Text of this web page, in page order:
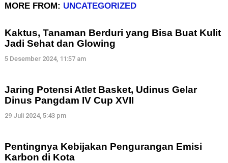
MORE FROM: UNCATEGORIZED
Kaktus, Tanaman Berduri yang Bisa Buat Kulit
Jadi Sehat dan Glowing
5 Desember 2024, 11:57 am
Jaring Potensi Atlet Basket, Udinus Gelar
Dinus Pangdam IV Cup XVII
29 Juli 2024, 5:43 pm
Pentingnya Kebijakan Pengurangan Emisi
Karbon di Kota